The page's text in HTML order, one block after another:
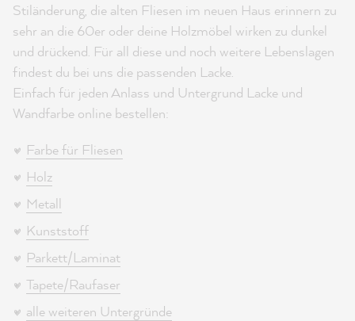
Stiländerung, die alten Fliesen im neuen Haus erinnern zu
sehr an die 60er oder deine Holzmöbel wirken zu dunkel
und drückend. Für all diese und noch weitere Lebenslagen
findest du bei uns die passenden Lacke.
Einfach für jeden Anlass und Untergrund Lacke und
Wandfarbe online bestellen:
Farbe für Fliesen
Holz
Metall
Kunststoff
Parkett/Laminat
Tapete/Raufaser
alle weiteren Untergründe